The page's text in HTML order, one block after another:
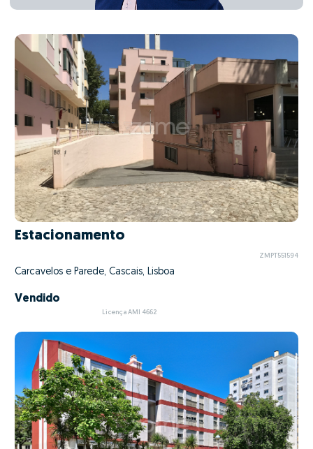
Estacionamento
ZMPT551594
Carcavelos e Parede, Cascais, Lisboa
Vendido
Licença AMI 4662